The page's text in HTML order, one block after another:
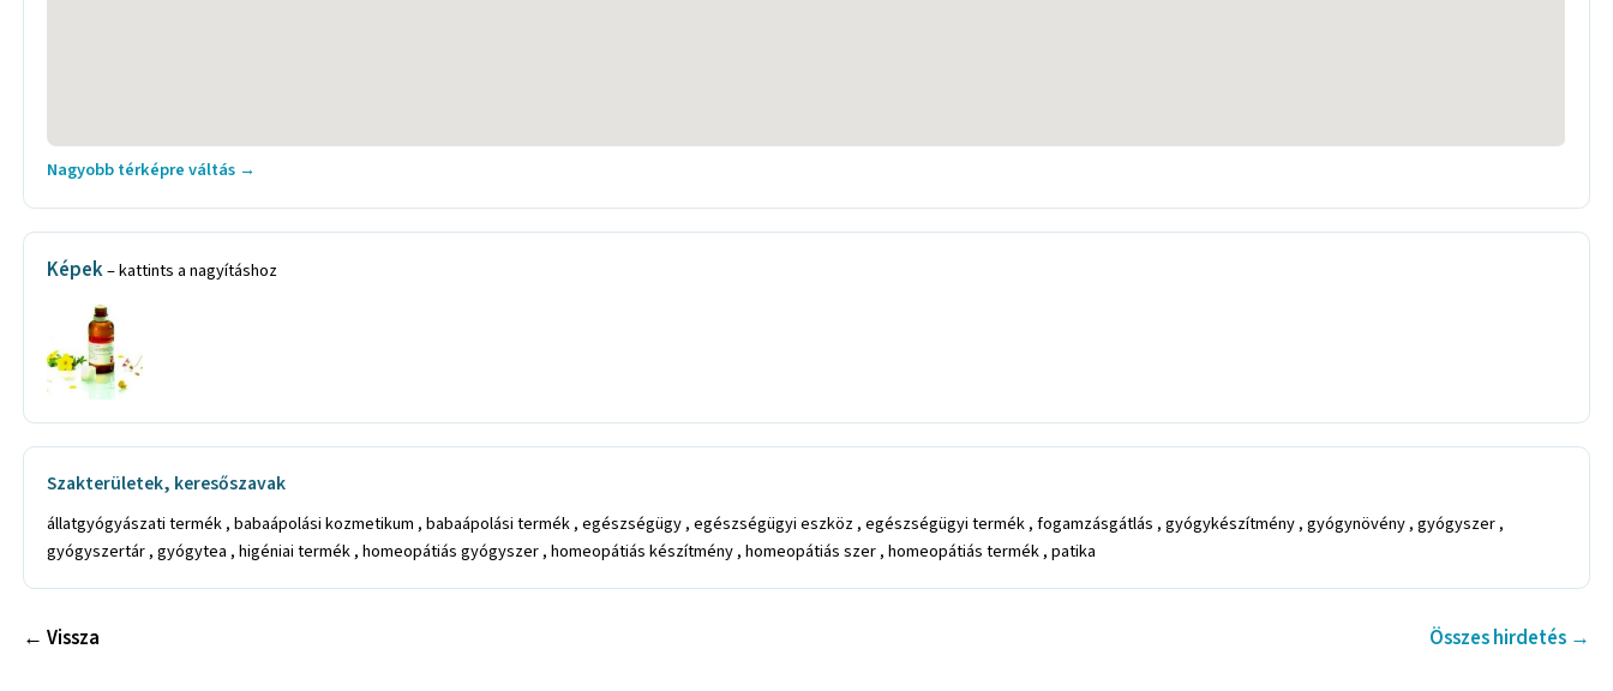
Nagyobb térképre váltás →
Képek– kattints a nagyításhoz
Szakterületek, keresőszavak
állatgyógyászati termék , babaápolási kozmetikum , babaápolási termék , egészségügy , egészségügyi eszköz , egészségügyi termék , fogamzásgátlás , gyógykészítmény , gyógynövény , gyógyszer ,
gyógyszertár , gyógytea , higéniai termék , homeopátiás gyógyszer , homeopátiás készítmény , homeopátiás szer , homeopátiás termék , patika
← Vissza Összes hirdetés →